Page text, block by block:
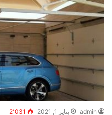
admin يناير 1, 2021 2٬031